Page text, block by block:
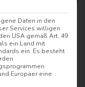
Stadtwald
im Grünen
Daten in den
Services willigen
USA gemäß Art. 49
ein Land mit
ein. Es besteht
Europäer eine